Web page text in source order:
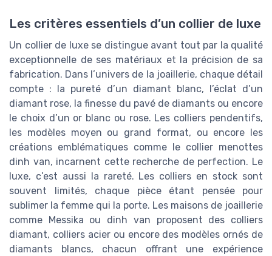
Les critères essentiels d’un collier de luxe
Un collier de luxe se distingue avant tout par la qualité
exceptionnelle de ses matériaux et la précision de sa
fabrication. Dans l’univers de la joaillerie, chaque détail
compte : la pureté d’un diamant blanc, l’éclat d’un
diamant rose, la finesse du pavé de diamants ou encore
le choix d’un or blanc ou rose. Les colliers pendentifs,
les modèles moyen ou grand format, ou encore les
créations emblématiques comme le collier menottes
dinh van, incarnent cette recherche de perfection. Le
luxe, c’est aussi la rareté. Les colliers en stock sont
souvent limités, chaque pièce étant pensée pour
sublimer la femme qui la porte. Les maisons de joaillerie
comme Messika ou dinh van proposent des colliers
diamant, colliers acier ou encore des modèles ornés de
diamants blancs, chacun offrant une expérience